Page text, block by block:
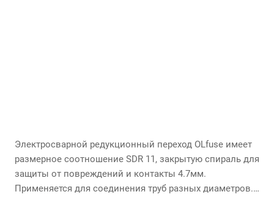
Электросварной редукционный переход OLfuse имеет
размерное соотношение SDR 11, закрытую спираль для
защиты от повреждений и контакты 4.7мм.
Применяется для соединения труб разных диаметров.